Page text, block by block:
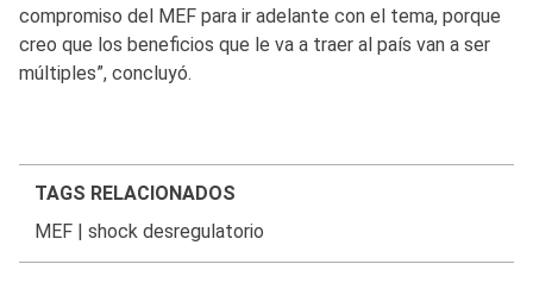
compromiso del MEF para ir adelante con el tema, porque
creo que los beneficios que le va a traer al país van a ser
múltiples”, concluyó.
TAGS RELACIONADOS
MEF| shock desregulatorio